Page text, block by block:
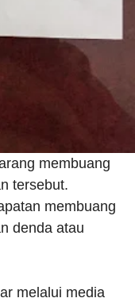
membuang
tersebut.
membuang
denda atau
melalui media